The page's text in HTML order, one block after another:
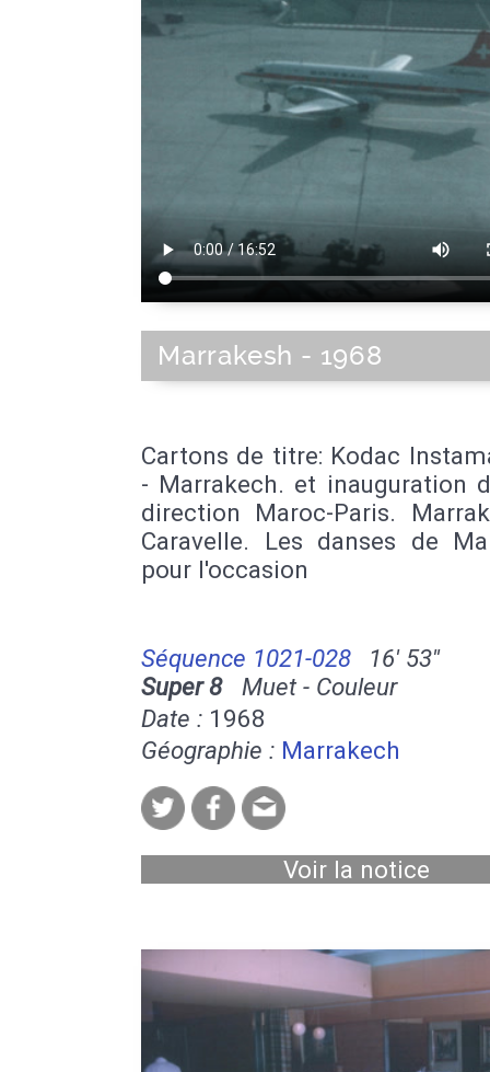
Marrakesh - 1968
Cartons de titre: Kodac
- Marrakech. et inauguration
direction Maroc-Paris.
Caravelle. Les danses de
pour l'occasion
Séquence 1021-028
16' 53''
Super 8Muet - Couleur
Date : 1968
Géographie : Marrakech
Voir la notice